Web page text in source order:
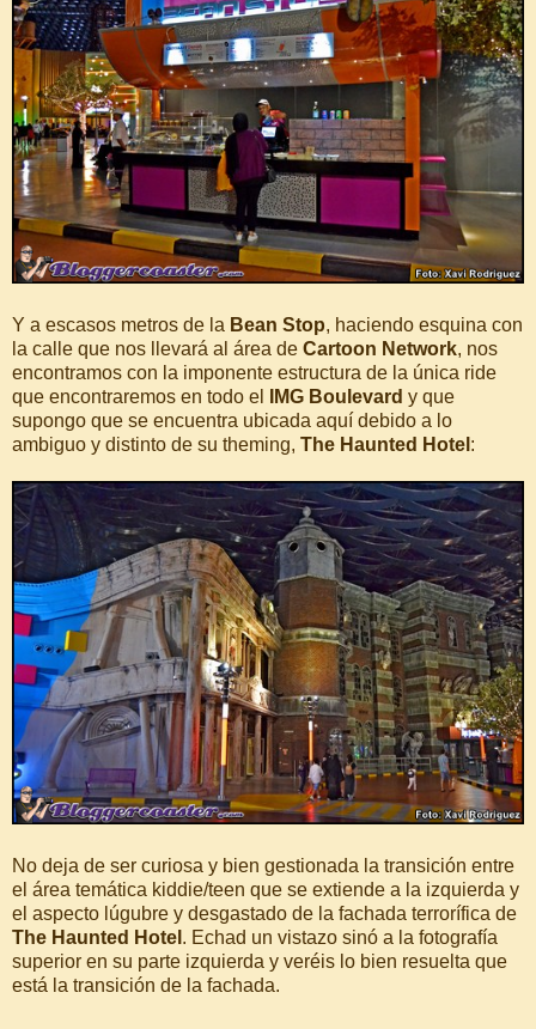
Y a escasos metros de la Bean Stop, haciendo esquina con
la calle que nos llevará al área de Cartoon Network, nos
encontramos con la imponente estructura de la única ride
que encontraremos en todo el
IMG Boulevard y que
supongo que se encuentra ubicada aquí debido a lo
ambiguo y distinto de su theming, The Haunted Hotel :
No deja de ser curiosa y bien gestionada la transición entre
el área temática kiddie/teen que se extiende a la izquierda y
el aspecto lúgubre y desgastado de la fachada terrorífica de
The Haunted Hotel . Echad un vistazo sinó a la fotografía
superior en su parte izquierda y veréis lo bien resuelta que
está la transición de la fachada.